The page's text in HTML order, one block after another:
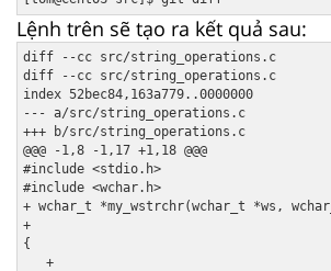
Lệnh trên sẽ tạo ra kết quả sau:
diff --cc src/string_operations.c
diff --cc src/string_operations.c
index 52bec84,163a779..0000000
--- a/src/string_operations.c
+++ b/src/string_operations.c
@@@ -1,8 -1,17 +1,18 @@@
#include <stdio.h>
#include <wchar.h>
+ wchar_t *my_wstrchr(wchar_t *ws,
+
{
   +